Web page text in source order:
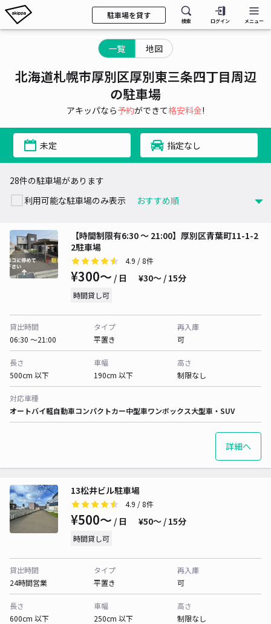
駐車場を貸す
検索 ログイン メニュー
一覧 地図
北海道札幌市厚別区厚別東三条四丁目周辺
の駐車場
アキッパなら予約ができて格安料金!
未定 指定なし
28件の駐車場があります
利用可能な駐車場のみ表示
【時間制限有6:30 〜 21:00】厚別区青葉町11-1-2
2駐車場
4.9 / 8件
¥300〜 / 日 ¥30〜 / 15分
時間貸し可
貸出時間
06:30 〜21:00
タイプ
平置き
再入庫
可
長さ
500cm 以下
車幅
190cm 以下
高さ
制限なし
対応車種
オートバイ軽自動車コンパクトカー中型車ワンボックス大型車・SUV
詳細へ
13松井ビル駐車場
4.9 / 8件
¥500〜 / 日 ¥50〜 / 15分
時間貸し可
貸出時間
24時間営業
タイプ
平置き
再入庫
可
長さ
600cm 以下
車幅
250cm 以下
高さ
制限なし